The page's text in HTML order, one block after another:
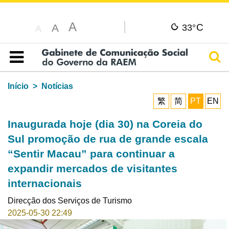
A A A 33°C
Índice
Início
Notícias
繁
简 PT EN
Inaugurada hoje (dia 30) na Coreia do
Sul promoção de rua de grande escala
“Sentir Macau” para continuar a
expandir mercados de visitantes
internacionais
Direcção dos Serviços de Turismo
2025-05-30 22:49